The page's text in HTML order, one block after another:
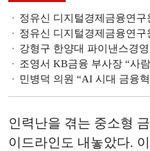
정유신 디지털경제금융연구원장 “AI 전환 위
정유신 디지털경제금융연구원장 "LLM 통한 AI 금융인프라 혁명
강형구 한양대 파이낸스경영학과 교수 "디지털자산 사
조영서 KB금융 부사장 “사람중심 AI 문
민병덕 의원 “AI 시대 금융혁신 위해 국
인력난을 겪는 중소형
이드라인도 내놓았다.